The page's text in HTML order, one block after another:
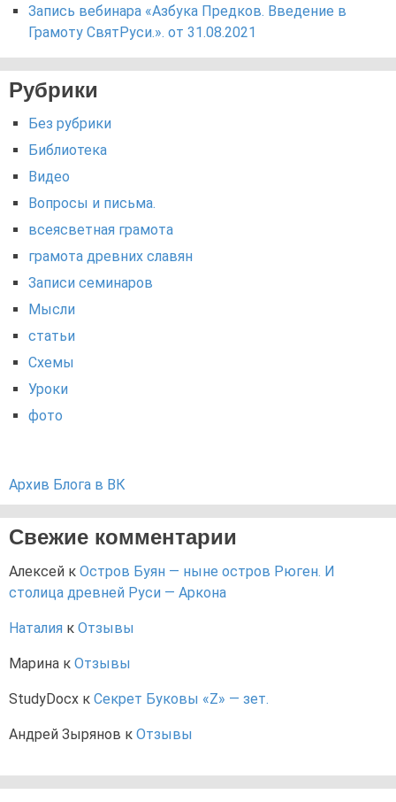
Запись вебинара «Азбука Предков. Введение в
Грамоту СвятРуси.». от 31.08.2021
Рубрики
Без рубрики
Библиотека
Видео
Вопросы и письма.
всеясветная грамота
грамота древних славян
Записи семинаров
Мысли
статьи
Схемы
Уроки
фото
Архив Блога в ВК
Свежие комментарии
Алексей к Остров Буян — ныне остров Рюген. И
столица древней Руси — Аркона
Наталия к Отзывы
Марина к Отзывы
StudyDocx к Секрет Буковы «Z» — зет.
Андрей Зырянов к Отзывы